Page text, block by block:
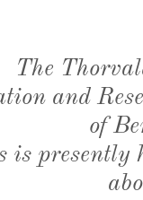
The
and
of
is presently